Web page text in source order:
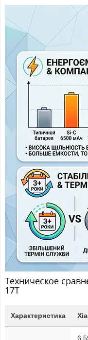
Техническое
17T
Характеристика